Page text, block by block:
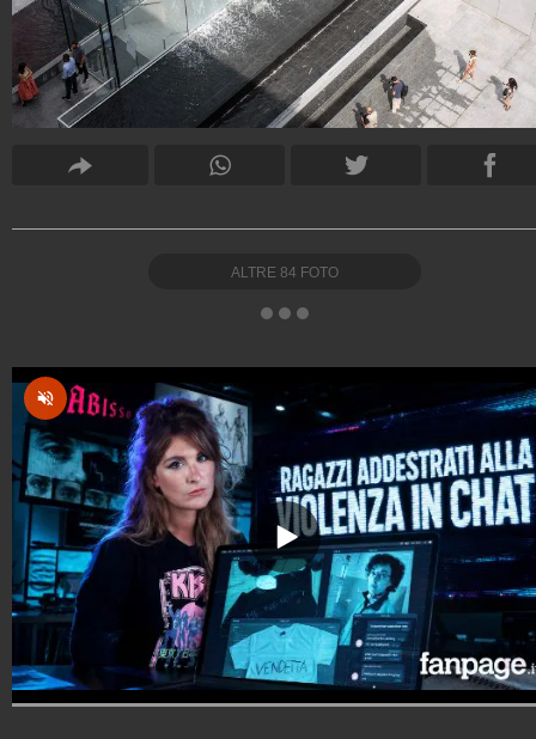
ALTRE 84 FOTO